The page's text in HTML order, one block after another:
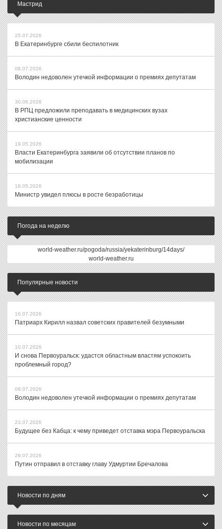
Мастрид
25.07.2026
В Екатеринбурге сбили беспилотник
08.07.2026
Володин недоволен утечкой информации о премиях депутатам
30.06.2026
В РПЦ предложили преподавать в медицинских вузах
христианские ценности
19.05.2026
Власти Екатеринбурга заявили об отсутствии планов по
мобилизации
18.05.2026
Министр увидел плюсы в росте безработицы
Погода на неделю
world-weather.ru/pogoda/russia/yekaterinburg/14days/
world-weather.ru
Популярные новости
16.07.2026
Патриарх Кирилл назвал советских правителей безумными
10.07.2026
И снова Первоуральск: удастся областным властям успокоить
проблемный город?
08.07.2026
Володин недоволен утечкой информации о премиях депутатам
23.07.2026
Будущее без Кабца: к чему приведет отставка мэра Первоуральска
29.07.2026
Путин отправил в отставку главу Удмуртии Бречалова
Новости по дням
Новости по месяцам